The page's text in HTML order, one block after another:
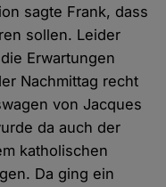
sagte Frank, dass
sollen. Leider
Erwartungen
Nachmittag recht
von Jacques
da auch der
katholischen
Da ging ein